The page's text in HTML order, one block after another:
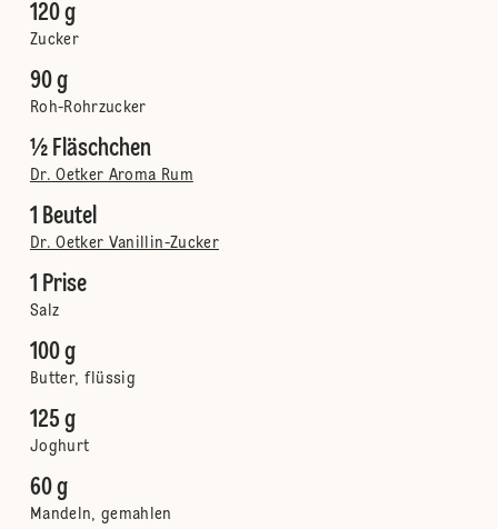
120 g
Zucker
90 g
Roh-Rohrzucker
½ Fläschchen
Dr. Oetker Aroma Rum
1 Beutel
Dr. Oetker Vanillin-Zucker
1 Prise
Salz
100 g
Butter, flüssig
125 g
Joghurt
60 g
Mandeln, gemahlen